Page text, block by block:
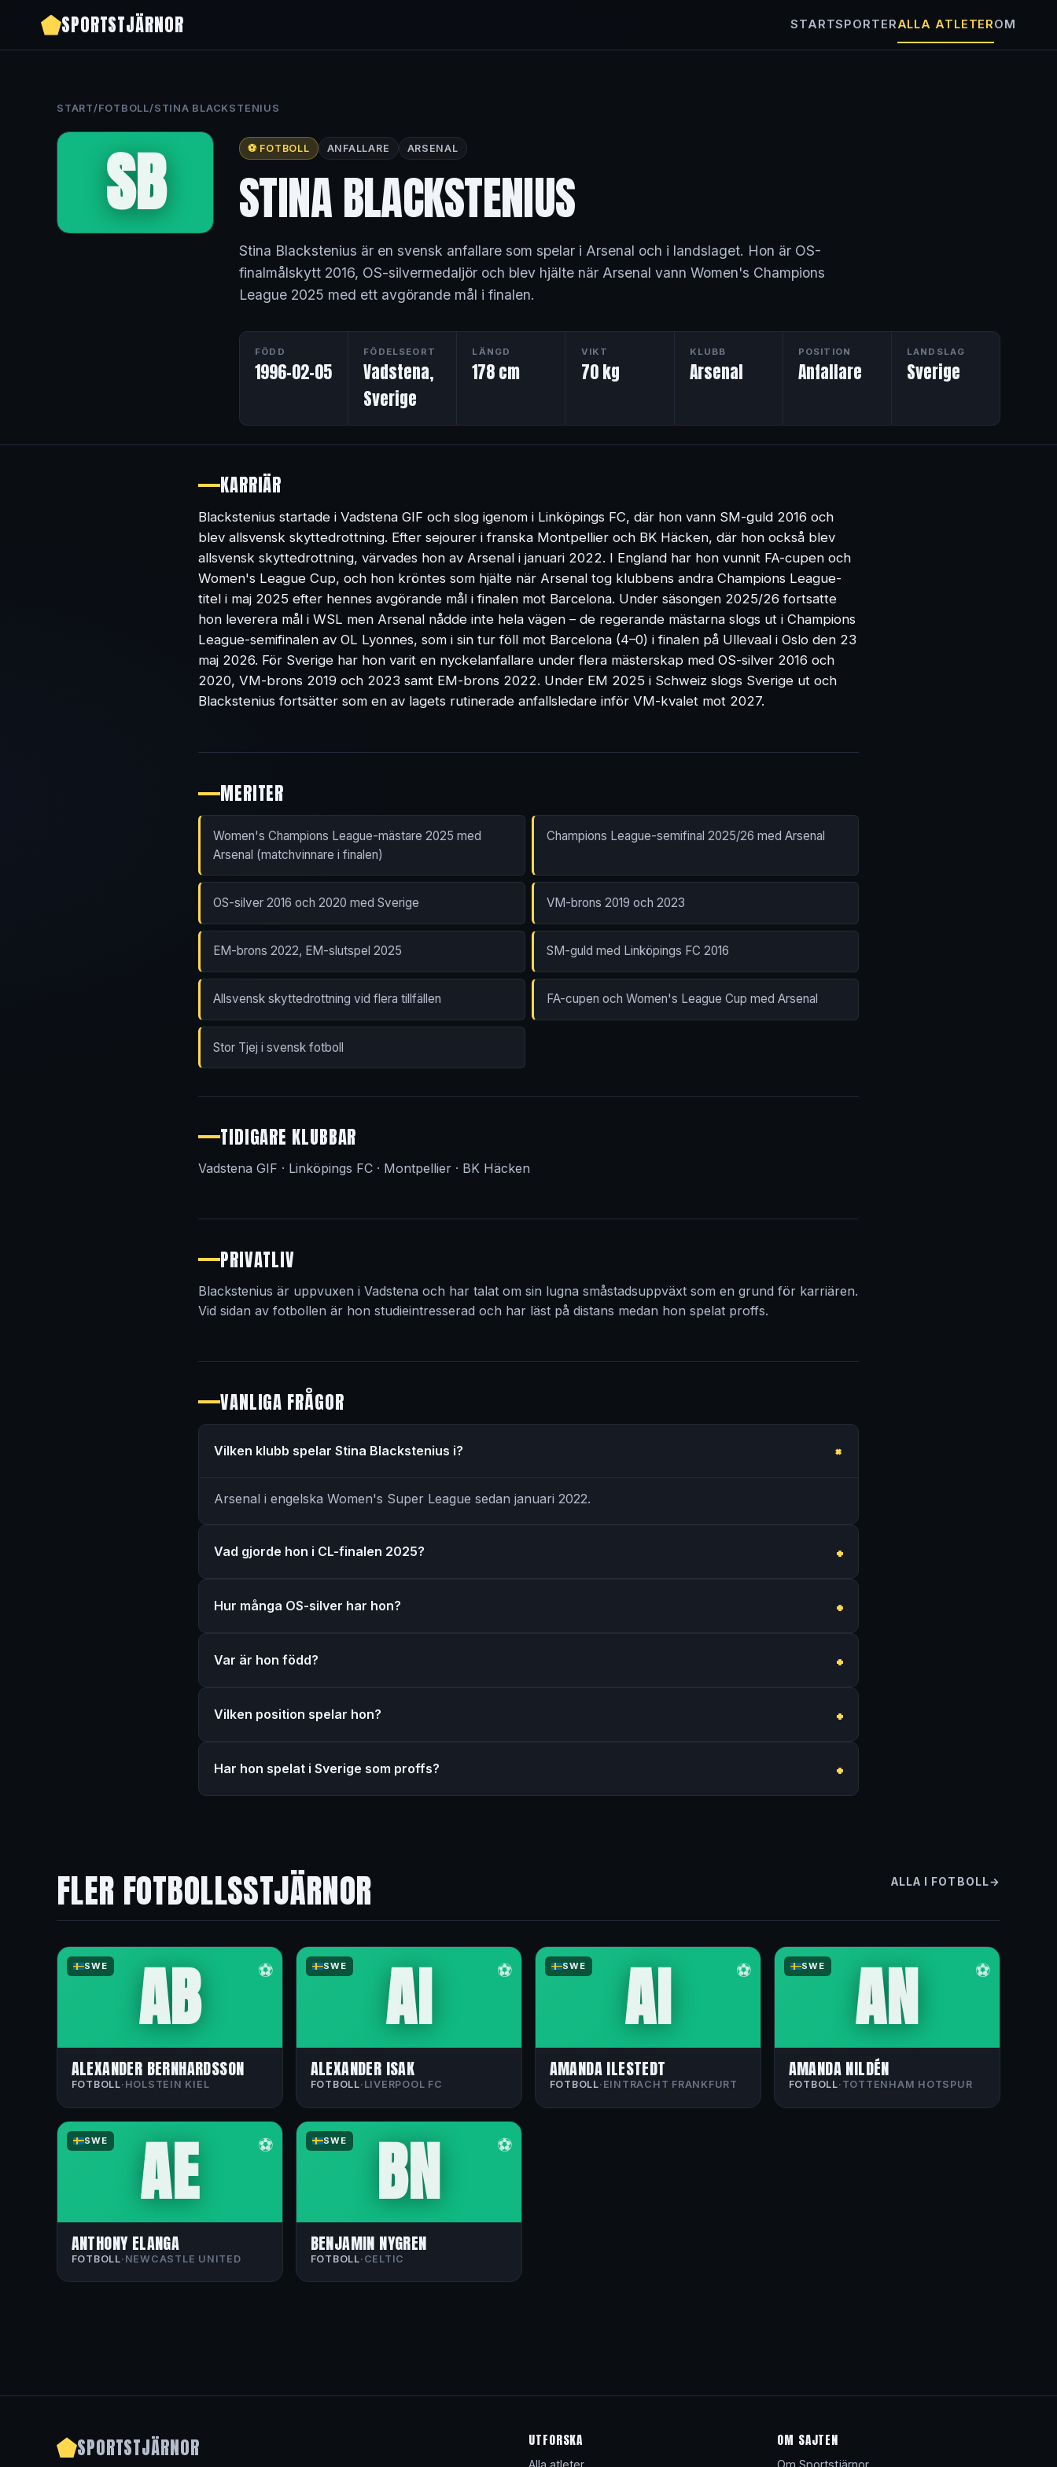
SPORTSTJÄRNOR STARTSPORTERALLA ATLETEROM
START/FOTBOLL/STINA BLACKSTENIUS
SB ⚽ FOTBOLL ANFALLARE ARSENAL
STINA BLACKSTENIUS
Stina Blackstenius är en svensk anfallare som spelar i Arsenal och i landslaget. Hon är OS-
finalmålskytt 2016, OS-silvermedaljör och blev hjälte när Arsenal vann Women's Champions
League 2025 med ett avgörande mål i finalen.
FÖDD
1996-02-05
FÖDELSEORT
Vadstena,
Sverige
LÄNGD
178 cm
VIKT
70 kg
KLUBB
Arsenal
POSITION
Anfallare
LANDSLAG
Sverige
KARRIÄR
Blackstenius startade i Vadstena GIF och slog igenom i Linköpings FC, där hon vann SM-guld 2016 och
blev allsvensk skyttedrottning. Efter sejourer i franska Montpellier och BK Häcken, där hon också blev
allsvensk skyttedrottning, värvades hon av Arsenal i januari 2022. I England har hon vunnit FA-cupen och
Women's League Cup, och hon kröntes som hjälte när Arsenal tog klubbens andra Champions League-
titel i maj 2025 efter hennes avgörande mål i finalen mot Barcelona. Under säsongen 2025/26 fortsatte
hon leverera mål i WSL men Arsenal nådde inte hela vägen – de regerande mästarna slogs ut i Champions
League-semifinalen av OL Lyonnes, som i sin tur föll mot Barcelona (4–0) i finalen på Ullevaal i Oslo den 23
maj 2026. För Sverige har hon varit en nyckelanfallare under flera mästerskap med OS-silver 2016 och
2020, VM-brons 2019 och 2023 samt EM-brons 2022. Under EM 2025 i Schweiz slogs Sverige ut och
Blackstenius fortsätter som en av lagets rutinerade anfallsledare inför VM-kvalet mot 2027.
MERITER
Women's Champions League-mästare 2025 med
Arsenal (matchvinnare i finalen)
Champions League-semifinal 2025/26 med Arsenal
OS-silver 2016 och 2020 med Sverige VM-brons 2019 och 2023
EM-brons 2022, EM-slutspel 2025 SM-guld med Linköpings FC 2016
Allsvensk skyttedrottning vid flera tillfällen FA-cupen och Women's League Cup med Arsenal
Stor Tjej i svensk fotboll
TIDIGARE KLUBBAR
Vadstena GIF · Linköpings FC · Montpellier · BK Häcken
PRIVATLIV
Blackstenius är uppvuxen i Vadstena och har talat om sin lugna småstadsuppväxt som en grund för karriären.
Vid sidan av fotbollen är hon studieintresserad och har läst på distans medan hon spelat proffs.
VANLIGA FRÅGOR
Vilken klubb spelar Stina Blackstenius i?
Arsenal i engelska Women's Super League sedan januari 2022.
Vad gjorde hon i CL-finalen 2025?
Hur många OS-silver har hon?
Var är hon född?
Vilken position spelar hon?
Har hon spelat i Sverige som proffs?
FLER FOTBOLLSSTJÄRNOR ALLA I FOTBOLL
SWE ⚽
AB
ALEXANDER BERNHARDSSON
FOTBOLL· HOLSTEIN KIEL
SWE ⚽
AI
ALEXANDER ISAK
FOTBOLL· LIVERPOOL FC
SWE ⚽
AI
AMANDA ILESTEDT
FOTBOLL· EINTRACHT FRANKFURT
SWE ⚽
AN
AMANDA NILDÉN
FOTBOLL· TOTTENHAM HOTSPUR
SWE ⚽
AE
ANTHONY ELANGA
FOTBOLL· NEWCASTLE UNITED
SWE ⚽
BN
BENJAMIN NYGREN
FOTBOLL· CELTIC
SPORTSTJÄRNOR UTFORSKA
Alla atleter
OM SAJTEN
Om Sportstjärnor